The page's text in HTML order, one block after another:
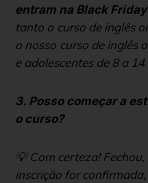
entram na Black
tanto o curso de inglês
o nosso curso de inglês
e adolescentes de 8 a 14
3. Posso começar a
o curso?
💡 Com certeza!
inscrição for